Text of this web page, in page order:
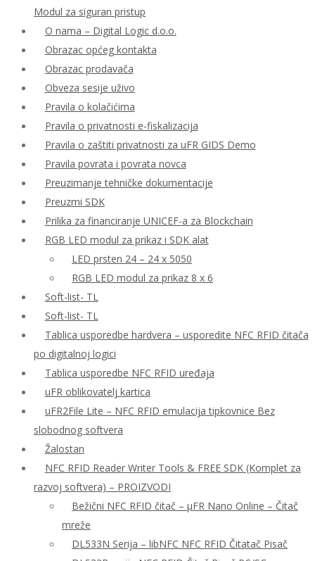
Modul za siguran pristup
O nama – Digital Logic d.o.o.
Obrazac općeg kontakta
Obrazac prodavača
Obveza sesije uživo
Pravila o kolačićima
Pravila o privatnosti e-fiskalizacija
Pravila o zaštiti privatnosti za uFR GIDS Demo
Pravila povrata i povrata novca
Preuzimanje tehničke dokumentacije
Preuzmi SDK
Prilika za financiranje UNICEF-a za Blockchain
RGB LED modul za prikaz i SDK alat
LED prsten 24 – 24 x 5050
RGB LED modul za prikaz 8 x 6
Soft-list- TL
Soft-list- TL
Tablica usporedbe hardvera – usporedite NFC RFID čitača
po digitalnoj logici
Tablica usporedbe NFC RFID uređaja
uFR oblikovatelj kartica
uFR2File Lite – NFC RFID emulacija tipkovnice Bez
slobodnog softvera
Žalostan
NFC RFID Reader Writer Tools & FREE SDK (Komplet za
razvoj softvera) – PROIZVODI
Bežični NFC RFID čitač – μFR Nano Online – Čitač
mreže
DL533N Serija – libNFC NFC RFID Čitatač Pisač